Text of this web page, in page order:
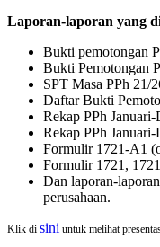
Laporan-laporan yang
Bukti pemotongan
Bukti Pemotongan
SPT Masa PPh 21/
Daftar Bukti
Rekap PPh
Rekap PPh
Formulir 1721-A1
Formulir 1721,
Dan laporan-
perusahaan.
Klik di sini untuk melihat